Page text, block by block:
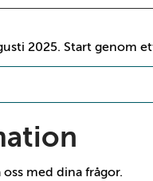
2025. Start genom
med dina frågor.